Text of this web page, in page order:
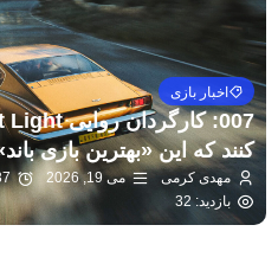
اخبار بازی
کنند که این «بهترین بازی
مهدی کرمی می 19, 2026
بازدید: 32